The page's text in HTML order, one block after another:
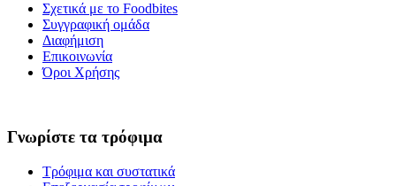
Σχετικά με το Foodbites
Συγγραφική ομάδα
Διαφήμιση
Επικοινωνία
Όροι Χρήσης
Γνωρίστε τα τρόφιμα
Τρόφιμα και συστατικά